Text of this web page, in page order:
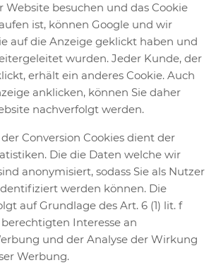
Website besuchen und das Cookie
ist, können Google und wir
auf die Anzeige geklickt haben und
wurden. Jeder Kunde, der
erhält ein anderes Cookie. Auch
anklicken, können Sie daher
nachverfolgt werden.
Conversion Cookies dient der
Die die Daten welche wir
anonymisiert, sodass Sie als Nutzer
werden können. Die
auf Grundlage des Art. 6 (1) lit. f
berechtigten Interesse an
und der Analyse der Wirkung
Werbung.